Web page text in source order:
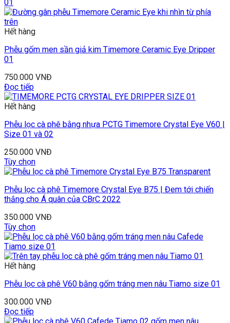
Hết hàng
Phễu gốm men sần giả kim Timemore Ceramic Eye Dripper
01
750.000 VNĐ
Đọc tiếp
Hết hàng
Phễu lọc cà phê bằng nhựa PCTG Timemore Crystal Eye V60 |
Size 01 và 02
250.000 VNĐ
Tùy chọn
Phễu lọc cà phê Timemore Crystal Eye B75 | Đem tới chiến
thắng cho Á quân của CBrC 2022
350.000 VNĐ
Tùy chọn
Hết hàng
Phễu lọc cà phê V60 bằng gốm tráng men nâu Tiamo size 01
300.000 VNĐ
Đọc tiếp